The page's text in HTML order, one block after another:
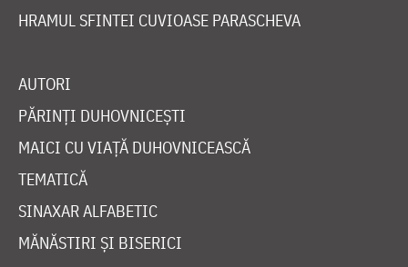
HRAMUL SFINTEI CUVIOASE PARASCHEVA
AUTORI
PĂRINȚI DUHOVNICEȘTI
MAICI CU VIAȚĂ DUHOVNICEASCĂ
TEMATICĂ
SINAXAR ALFABETIC
MĂNĂSTIRI ȘI BISERICI